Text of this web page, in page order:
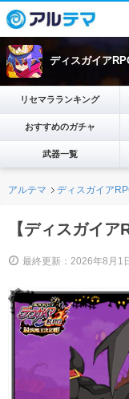
ディスガイア
リセマラランキング
おすすめのガチャ
武器一覧
アルテマ ディスガイア
【ディスガイ
最終更新：2026年8月1